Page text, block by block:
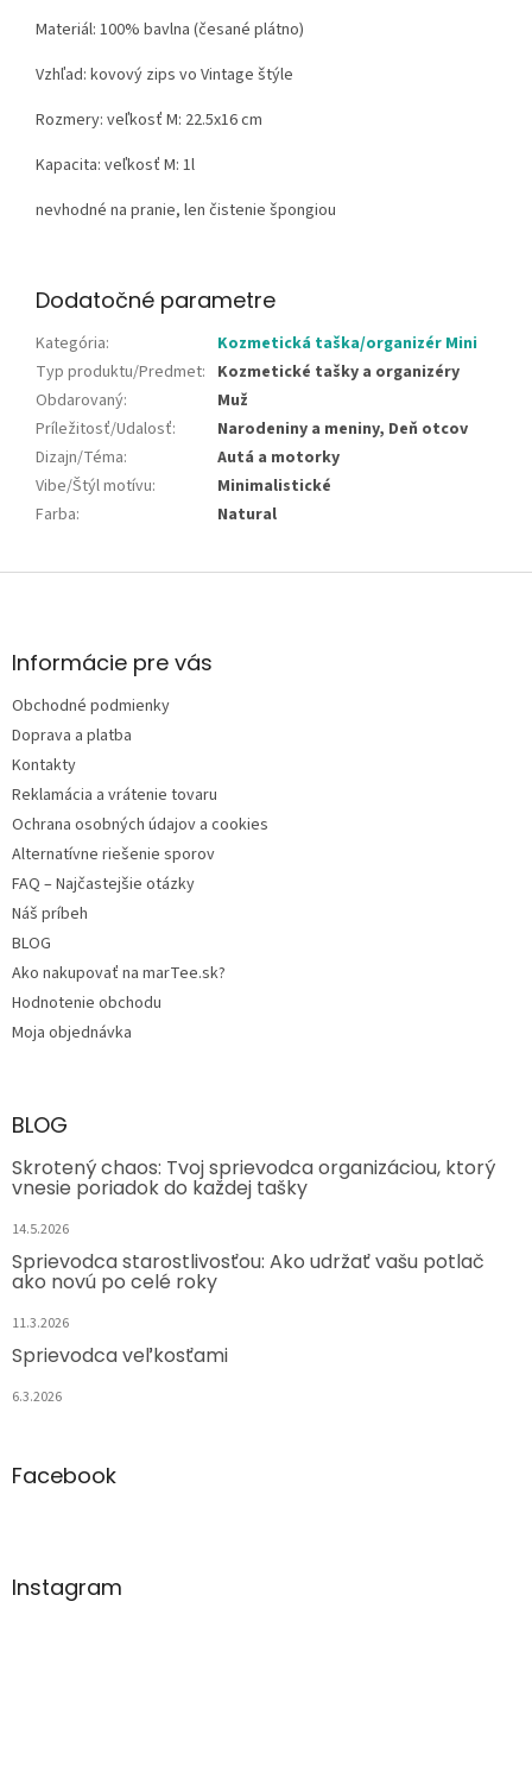
Materiál: 100% bavlna (česané plátno)
Vzhľad: kovový zips vo Vintage štýle
Rozmery: veľkosť M: 22.5x16 cm
Kapacita: veľkosť M: 1l
nevhodné na pranie, len čistenie špongiou
Dodatočné parametre
Kategória:
Kozmetická taška/organizér Mini
Typ produktu/Predmet: Kozmetické tašky a organizéry
Obdarovaný:
Muž
Príležitosť/Udalosť:
Narodeniny a meniny, Deň otcov
Dizajn/Téma:
Autá a motorky
Vibe/Štýl motívu:
Minimalistické
Farba: Natural
Z
ä
e
Informácie pre vás
Obchodné podmienky
Doprava a platba
Kontakty
Reklamácia a vrátenie tovaru
Ochrana osobných údajov a cookies
Alternatívne riešenie sporov
FAQ – Najčastejšie otázky
Náš príbeh
BLOG
Ako nakupovať na marTee.sk?
Hodnotenie obchodu
Moja objednávka
BLOG
Skrotený chaos: Tvoj sprievodca organizáciou, ktorý
vnesie poriadok do každej tašky
14.5.2026
Sprievodca starostlivosťou: Ako udržať vašu potlač
ako novú po celé roky
11.3.2026
Sprievodca veľkosťami
6.3.2026
Facebook
Instagram